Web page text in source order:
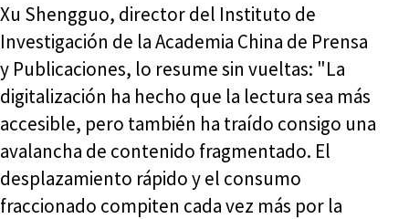
Xu Shengguo, director del Instituto de
Investigación de la Academia China de Prensa
y Publicaciones, lo resume sin vueltas: "La
digitalización ha hecho que la lectura sea más
accesible, pero también ha traído consigo una
avalancha de contenido fragmentado. El
desplazamiento rápido y el consumo
fraccionado compiten cada vez más por la